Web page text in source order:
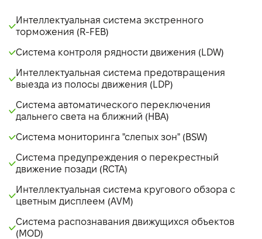
Интеллектуальная система экстренного
торможения (R-FEB)
Система контроля рядности движения (LDW)
Интеллектуальная система предотвращения
выезда из полосы движения (LDP)
Система автоматического переключения
дальнего света на ближний (HBA)
Система мониторинга "слепых зон" (BSW)
Система предупреждения о перекрестный
движение позади (RCTA)
Интеллектуальная система кругового обзора с
цветным дисплеем (AVM)
Система распознавания движущихся объектов
(MOD)